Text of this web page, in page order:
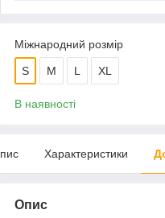
Міжнародний розмір
S M L XL
В наявності
Характеристики
Опис